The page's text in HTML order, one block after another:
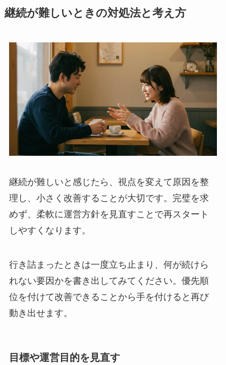
継続が難しいときの対処法と考え方
継続が難しいと感じたら、視点を変えて原因を整
理し、小さく改善することが大切です。完璧を求
めず、柔軟に運営方針を見直すことで再スタート
しやすくなります。
行き詰まったときは一度立ち止まり、何が続けら
れない要因かを書き出してみてください。優先順
位を付けて改善できることから手を付けると再び
動き出せます。
目標や運営目的を見直す